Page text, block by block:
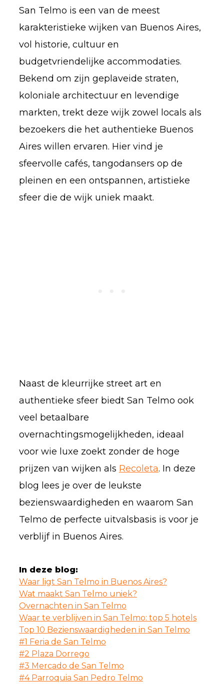
Written
by
Maartje
San Telmo is een van de meest
karakteristieke wijken van Buenos Aires,
vol historie, cultuur en
budgetvriendelijke accommodaties.
Bekend om zijn geplaveide straten,
koloniale architectuur en levendige
markten, trekt deze wijk zowel locals als
bezoekers die het authentieke Buenos
Aires willen ervaren. Hier vind je
sfeervolle cafés, tangodansers op de
pleinen en een ontspannen, artistieke
sfeer die de wijk uniek maakt.
Naast de kleurrijke street art en
authentieke sfeer biedt San Telmo ook
veel betaalbare
overnachtingsmogelijkheden, ideaal
voor wie luxe zoekt zonder de hoge
prijzen van wijken als Recoleta. In deze
blog lees je over de leukste
bezienswaardigheden en waarom San
Telmo de perfecte uitvalsbasis is voor je
verblijf in Buenos Aires.
In deze blog:
Waar ligt San Telmo in Buenos Aires?
Wat maakt San Telmo uniek?
Overnachten in San Telmo
Waar te verblijven in San Telmo: top 5 hotels
Top 10 Bezienswaardigheden in San Telmo
#1 Feria de San Telmo
#2 Plaza Dorrego
#3 Mercado de San Telmo
#4 Parroquia San Pedro Telmo